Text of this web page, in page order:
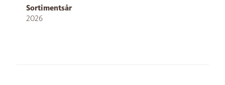
Sortimentsår
2026